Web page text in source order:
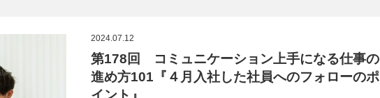
2024.07.12
第178回 コミュニケーション上手になる仕事の
進め方101『４月入社した社員へのフォローのポ
イント』